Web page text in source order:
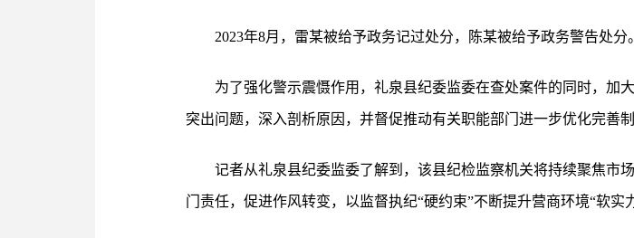
2023年8月，雷某被给予政务记过处分，陈某被给予政务警告处分。
为了强化警示震慑作用，礼泉县纪委监委在查处案件的同时，加
突出问题，深入剖析原因，并督促推动有关职能部门进一步优化完善
记者从礼泉县纪委监委了解到，该县纪检监察机关将持续聚焦市
门责任，促进作风转变，以监督执纪“硬约束”不断提升营商环境“软实力